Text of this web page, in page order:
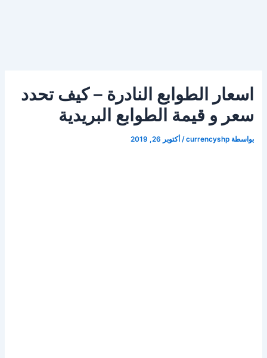
اسعار الطوابع النادرة – كيف تحدد
سعر و قيمة الطوابع البريدية
بواسطة currencyshp
/أكتوبر 26, 2019